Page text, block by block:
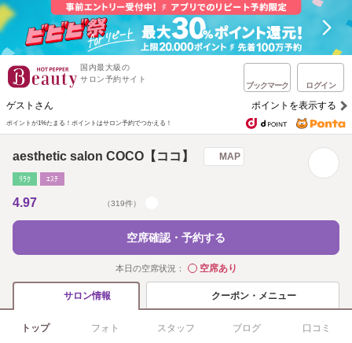
国内最大級の
サロン予約サイト
ブックマーク ログイン
ゲストさん ポイントを表示する
ポイントが1%たまる！ ポイントはサロン予約でつかえる！
aesthetic salon COCO【ココ】 MAP
ﾘﾗｸ ｴｽﾃ
4.97 （319件）
空席確認・予約する
本日の空席状況： ◯空席あり
サロン情報 クーポン・メニュー
トップ フォト スタッフ ブログ 口コミ